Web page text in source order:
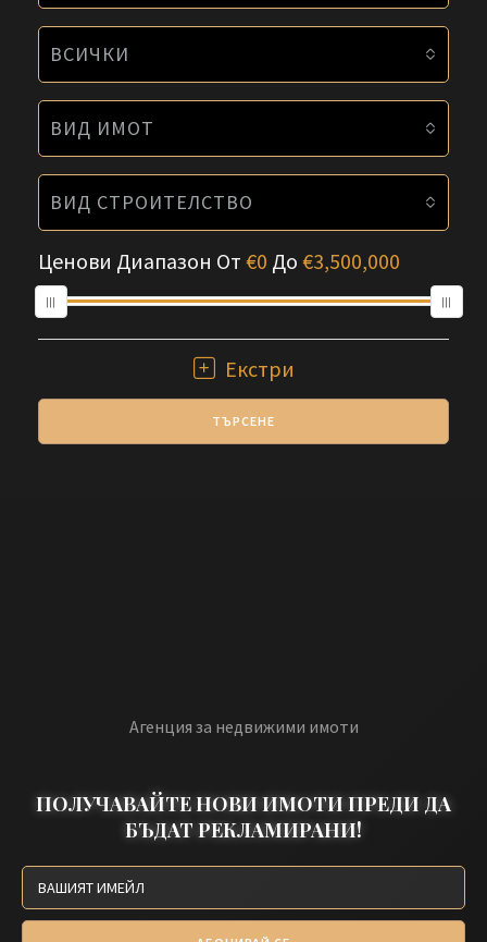
ВСИЧКИ
ВИД ИМОТ
ВИД СТРОИТЕЛСТВО
Ценови Диапазон От €0 До €3,500,000
Екстри
ТЪРСЕНЕ
Агенция за недвижими имоти
ПОЛУЧАВАЙТЕ НОВИ ИМОТИ ПРЕДИ ДА
БЪДАТ РЕКЛАМИРАНИ!